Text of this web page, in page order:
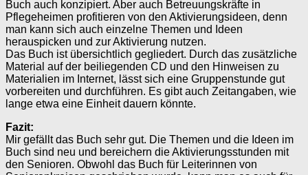
Buch auch konzipiert. Aber auch Betreuungskräfte in
Pflegeheimen profitieren von den Aktivierungsideen, denn
man kann sich auch einzelne Themen und Ideen
herauspicken und zur Aktivierung nutzen.
Das Buch ist übersichtlich gegliedert. Durch das zusätzliche
Material auf der beiliegenden CD und den Hinweisen zu
Materialien im Internet, lässt sich eine Gruppenstunde gut
vorbereiten und durchführen. Es gibt auch Zeitangaben, wie
lange etwa eine Einheit dauern könnte.
Fazit:
Mir gefällt das Buch sehr gut. Die Themen und die Ideen im
Buch sind neu und bereichern die Aktivierungsstunden mit
den Senioren. Obwohl das Buch für Leiterinnen von